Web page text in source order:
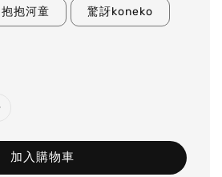
抱抱河童 驚訝koneko
加入購物車